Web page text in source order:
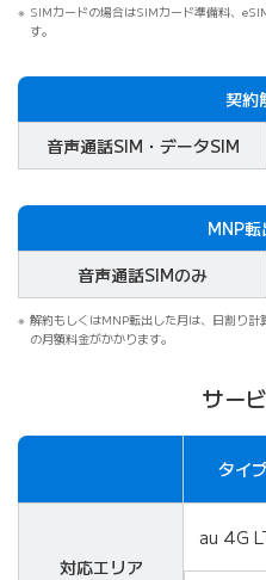
SIMカードの場合はSIMカード準備料、
す。
契約
音声通話SIM・データSIM
MNP
音声通話SIMのみ
解約もしくはMNP転出した月は、日割り
の月額料金がかかります。
サー
タイ
対応エリア
au 4G